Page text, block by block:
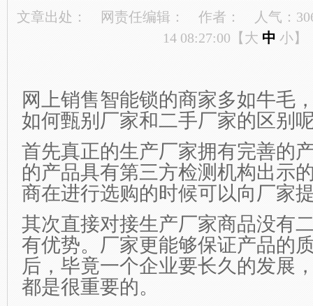
文章出处： 网责任编辑： 作者： 人气：
14 08:27:00【大 中 小】
网上销售智能锁的商家多如牛毛
如何甄别厂家和二手厂家的区别
首先真正的生产厂家拥有完善的
的产品具有第三方检测机构出示
商在进行选购的时候可以向厂家
其次直接对接生产厂家商品没有
有优势。厂家更能够保证产品的
后，毕竟一个企业要长久的发展
都是很重要的。